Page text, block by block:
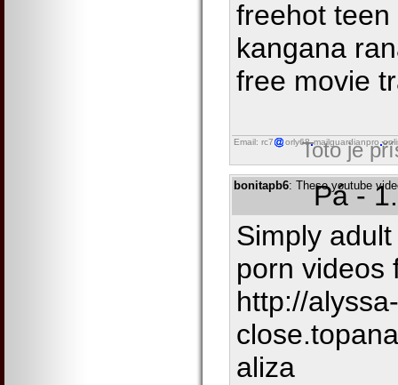
freehot
kangana
free movie
Email: rc7 orly68 mailguardianpro
Toto je
bonitapb6: These youtube
Pá -
Simply
porn videos
http://
aliza